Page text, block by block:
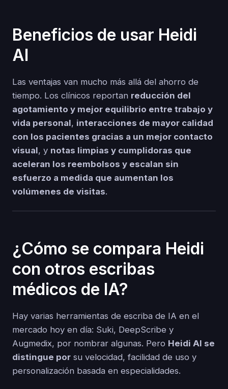
Beneficios de usar Heidi
AI
Las ventajas van mucho más allá del ahorro de
tiempo. Los clínicos reportan reducción del
agotamiento y mejor equilibrio entre trabajo y
vida personal, interacciones de mayor calidad
con los pacientes gracias a un mejor contacto
visual, y notas limpias y cumplidoras que
aceleran los reembolsos y escalan sin
esfuerzo a medida que aumentan los
volúmenes de visitas.
¿Cómo se compara Heidi
con otros escribas
médicos de IA?
Hay varias herramientas de escriba de IA en el
mercado hoy en día: Suki, DeepScribe y
Augmedix, por nombrar algunas. Pero Heidi AI se
distingue por su velocidad, facilidad de uso y
personalización basada en especialidades.